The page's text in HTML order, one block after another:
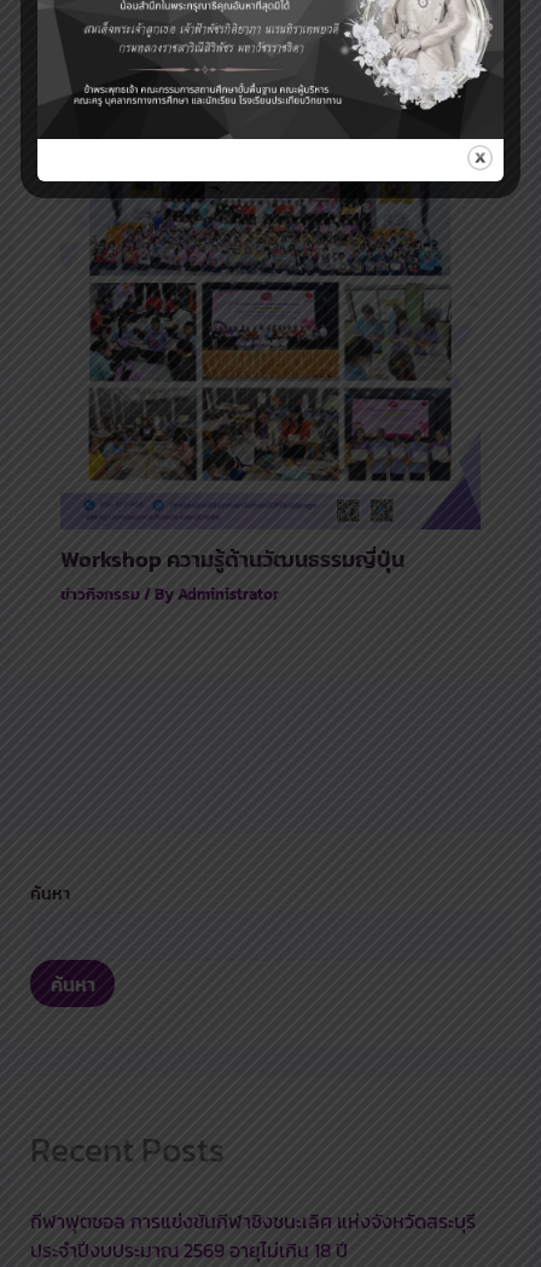
Workshop ความรู้ด้านวัฒนธรรมญี่ปุ่น
ข่าวกิจกรรม/ ByAdministrator
ค้นหา
ค้นหา
Recent Posts
กีฬาฟุตซอล การแข่งขันกีฬาชิงชนะเลิศ แห่งจังหวัดสระบุรี
ประจำปีงบประมาณ 2569 อายุไม่เกิน 18 ปี